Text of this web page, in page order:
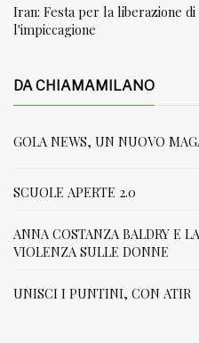
Iran: Festa per la liberazione di
l'impiccagione
DA CHIAMAMILANO
GOLA NEWS, UN NUOVO
SCUOLE APERTE 2.0
ANNA COSTANZA BALDRY E
VIOLENZA SULLE DONNE
UNISCI I PUNTINI, CON ATIR